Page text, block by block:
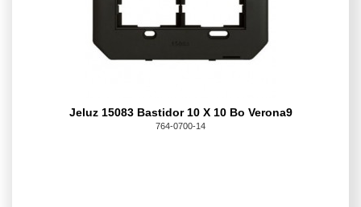
Jeluz 15083 Bastidor 10 X 10 Bo Verona9
764-0700-14